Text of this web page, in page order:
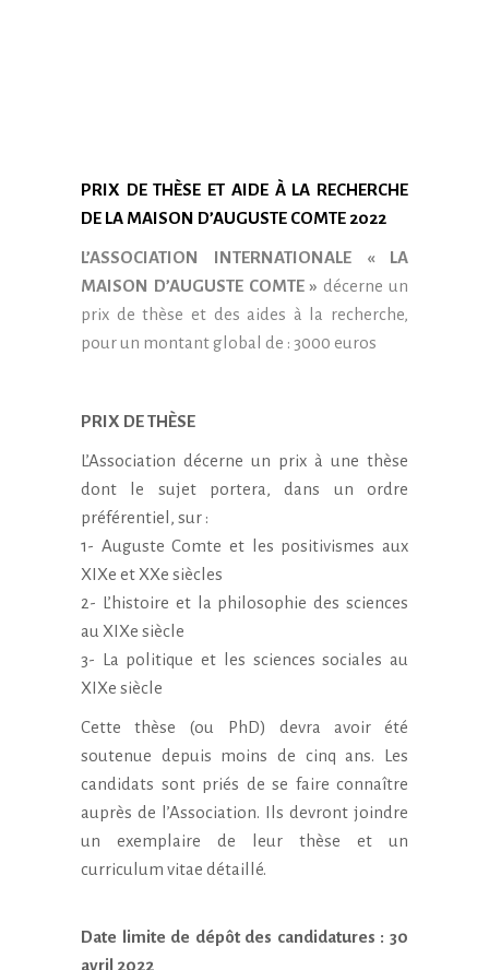
PRIX DE THÈSE ET AIDE À LA RECHERCHE
DE LA MAISON D’AUGUSTE COMTE 2022
L’ASSOCIATION INTERNATIONALE « LA
MAISON D’AUGUSTE COMTE » décerne un
prix de thèse et des aides à la recherche,
pour un montant global de : 3000 euros
PRIX DE THÈSE
L’Association décerne un prix à une thèse
dont le sujet portera, dans un ordre
préférentiel, sur :
1- Auguste Comte et les positivismes aux
XIXe et XXe siècles
2- L’histoire et la philosophie des sciences
au XIXe siècle
3- La politique et les sciences sociales au
XIXe siècle
Cette thèse (ou PhD) devra avoir été
soutenue depuis moins de cinq ans. Les
candidats sont priés de se faire connaître
auprès de l’Association. Ils devront joindre
un exemplaire de leur thèse et un
curriculum vitae détaillé.
Date limite de dépôt des candidatures : 30
avril 2022